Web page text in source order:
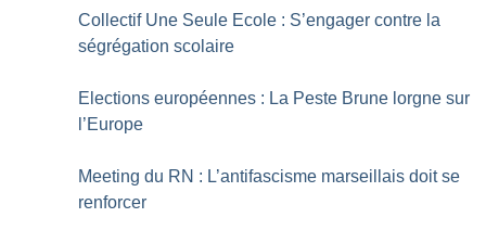
Collectif Une Seule Ecole : S’engager contre la
ségrégation scolaire
Elections européennes : La Peste Brune lorgne sur
l’Europe
Meeting du RN : L’antifascisme marseillais doit se
renforcer